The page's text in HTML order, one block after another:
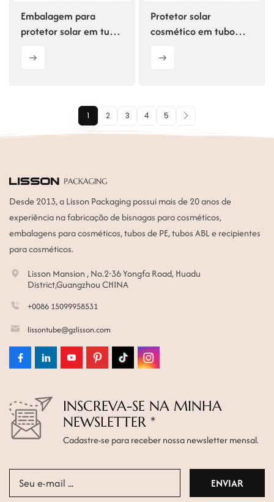
Embalagem para
protetor solar em tubo
ECO PCR com
Protetor solar
cosmético em tubo
função UV Sense.
1 2 3 4 5
Desde 2013, a Lisson Packaging possui mais de 20 anos de
experiência na fabricação de bisnagas para cosméticos,
embalagens para cosméticos, tubos de PE, tubos ABL e recipientes
para cosméticos.
Lisson Mansion , No.2-36 Yongfa Road, Huadu
District,Guangzhou CHINA
+0086 15099958531
lissontube@gzlisson.com
INSCREVA-SE NA MINHA
NEWSLETTER *
Cadastre-se para receber nossa newsletter mensal.